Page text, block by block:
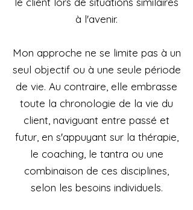
à l'avenir.
Mon approche ne se limite pas à un
seul objectif ou à une seule période
de vie. Au contraire, elle embrasse
toute la chronologie de la vie du
client, naviguant entre passé et
futur, en s'appuyant sur la thérapie,
le coaching, le tantra ou une
combinaison de ces disciplines,
selon les besoins individuels.